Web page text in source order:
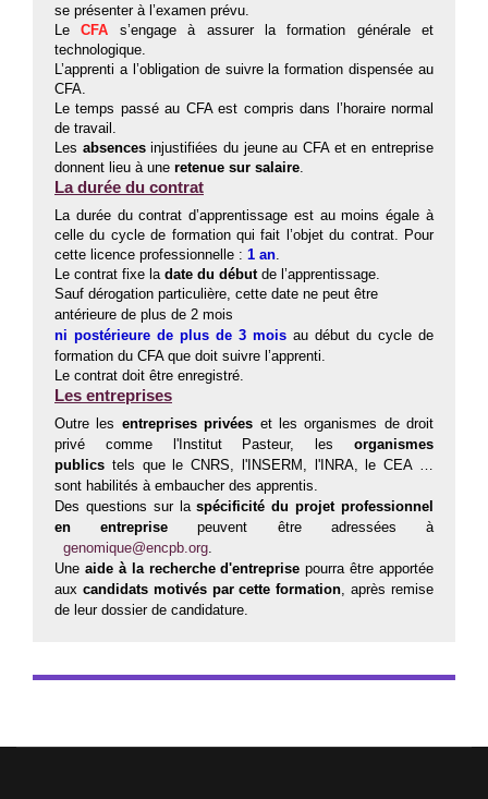
se présenter à l’examen prévu.
LeCFA s’engage à assurer la formation générale et
technologique.
L’apprenti a l’obligation de suivre la formation dispensée au
CFA.
Le temps passé au CFA est compris dans l’horaire normal
de travail.
Les absencesinjustifiées du jeune au CFA et en entreprise
donnent lieu à une retenue sur salaire.
La durée du contrat
La durée du contrat d’apprentissage est au moins égale à
celle du cycle de formation qui fait l’objet du contrat. Pour
cette licence professionnelle : 1 an
Le contrat fixe la date du début de l’apprentissage.
Sauf dérogation particulière, cette date ne peut être
antérieure de plus de 2 mois
ni postérieure de plus de 3 mois au début du cycle de
formation du CFA que doit suivre l’apprenti.
Le contrat doit être enregistré.
Les entreprises
Outre les entreprises privées et les organismes de droit
privé comme l'Institut Pasteur, les organismes
publics tels que le CNRS, l'INSERM, l'INRA, le CEA …
sont habilités à embaucher des apprentis.
Des questions sur laspécificité du projet professionnel
en entreprise peuvent être adressées à
genomique@encpb.org.
Une aide à la recherche d'entreprise pourra être apportée
aux candidats motivés par cette formation, après remise
de leur dossier de candidature.